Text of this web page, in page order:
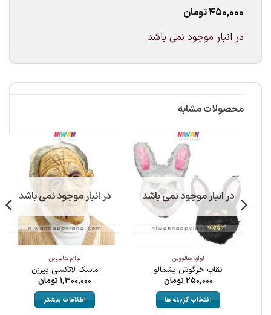
450,000تومان
در انبار موجود نمی باشد
محصولات مشابه
در انبار موجود نمی باشد
لوازم هالووین
نقاب خرگوش پشمالو
250,000تومان
انتخاب گزینه ها
در انبار موجود نمی باشد
لوازم هالووین
ماسک لاتکسی پیرزن
1,300,000تومان
اطلاعات بیشتر